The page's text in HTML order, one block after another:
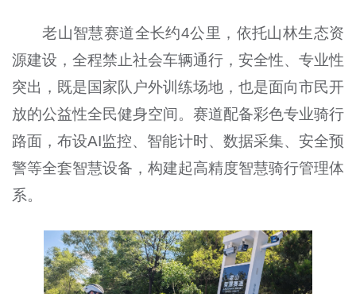
老山智慧赛道全长约4公里，依托山林生态资
源建设，全程禁止社会车辆通行，安全性、专业性
突出，既是国家队户外训练场地，也是面向市民开
放的公益性全民健身空间。赛道配备彩色专业骑行
路面，布设AI监控、智能计时、数据采集、安全预
警等全套智慧设备，构建起高精度智慧骑行管理体
系。